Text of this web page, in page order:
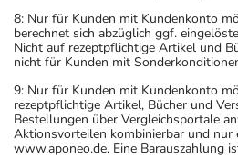
8: Nur für Kunden mit Kundenkonto
berechnet sich abzüglich ggf.
Nicht auf rezeptpflichtige Artikel und
nicht für Kunden mit
9: Nur für Kunden mit Kundenkonto
rezeptpflichtige Artikel, Bücher und
Bestellungen über Vergleichsportale
Aktionsvorteilen kombinierbar und nur
www.aponeo.de. Eine Barauszahlung